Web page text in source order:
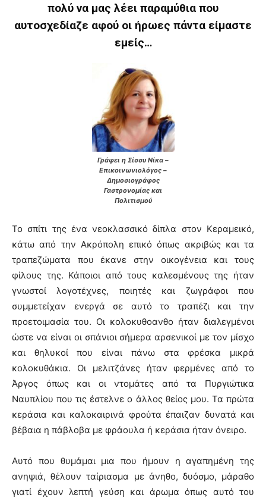
πολύ να μας λέει παραμύθια που
αυτοσχεδίαζε αφού οι ήρωες πάντα είμαστε
εμείς…
Γράφει η Σίσσυ Νίκα –
Επικοινωνιολόγος –
Δημοσιογράφος
Γαστρονομίας και
Πολιτισμού
Το σπίτι της ένα νεοκλασσικό δίπλα στον Κεραμεικό,
κάτω από την Ακρόπολη επικό όπως ακριβώς και τα
τραπεζώματα που έκανε στην οικογένεια και τους
φίλους της. Κάποιοι από τους καλεσμένους της ήταν
γνωστοί λογοτέχνες, ποιητές και ζωγράφοι που
συμμετείχαν ενεργά σε αυτό το τραπέζι και την
προετοιμασία του. Οι κολοκυθοανθο ήταν διαλεγμένοι
ώστε να είναι οι σπάνιοι σήμερα αρσενικοί με τον μίσχο
και θηλυκοί που είναι πάνω στα φρέσκα μικρά
κολοκυθάκια. Οι μελιτζάνες ήταν φερμένες από το
Άργος όπως και οι ντομάτες από τα Πυργιώτικα
Ναυπλίου που τις έστελνε ο άλλος θείος μου. Τα πρώτα
κεράσια και καλοκαιρινά φρούτα έπαιζαν δυνατά και
βέβαια η πάβλοβα με φράουλα ή κεράσια ήταν όνειρο.
Αυτό που θυμάμαι μια που ήμουν η αγαπημένη της
ανηψιά, θέλουν ταίριασμα με άνηθο, δυόσμο, μάραθο
γιατί έχουν λεπτή γεύση και άρωμα όπως αυτό του